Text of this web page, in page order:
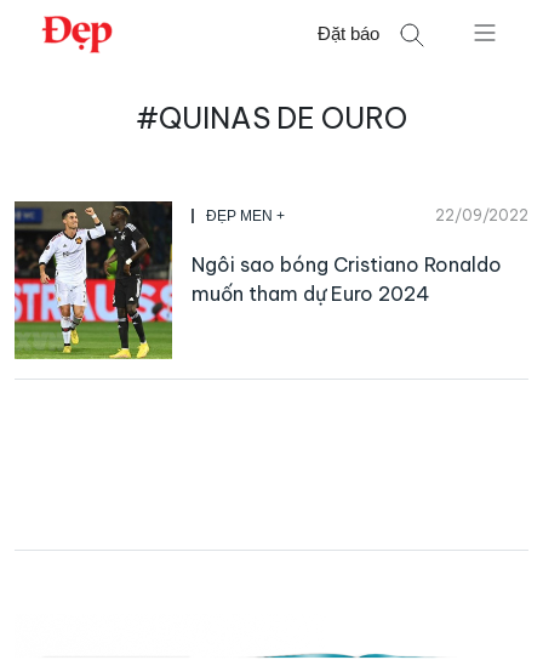
Chuyển
Đặt báo
#QUINAS DE OURO
ĐẸP MEN + 22/09/2022
Ngôi sao bóng Cristiano Ronaldo
muốn tham dự Euro 2024